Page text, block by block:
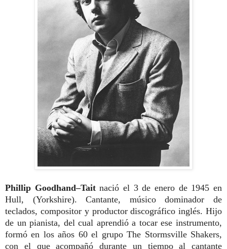
Phillip Goodhand–Taitnació el 3 de enero de 1945 en
Hull, (Yorkshire). Cantante, músico dominador de
teclados, compositor y productor discográfico inglés. Hijo
de unpianista, del cual aprendió a tocar ese instrumento,
formó en los años 60 el grupo The Stormsville Shakers,
con el que acompañó durante un tiempo al cantante